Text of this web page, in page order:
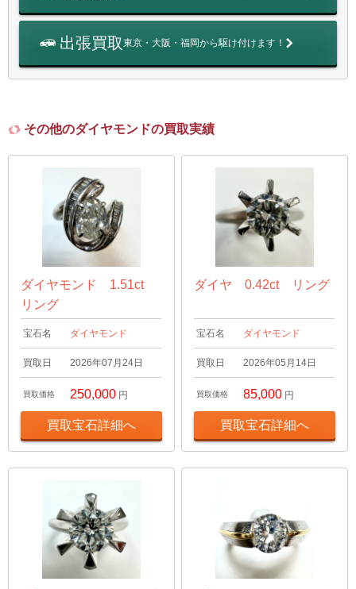
出張買取東京・大阪・福岡から駆け付けます！
その他のダイヤモンドの買取実績
ダイヤモンド 1.51ct
リング
宝石名 ダイヤモンド
買取日 2026年07月24日
買取価格 250,000 円
買取宝石詳細へ
ダイヤ 0.42ct リング
宝石名 ダイヤモンド
買取日 2026年05月14日
買取価格 85,000 円
買取宝石詳細へ